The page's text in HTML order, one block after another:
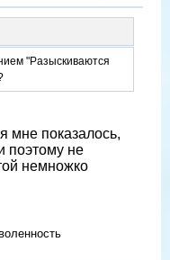
"Разыскиваются
мне показалось,
поэтому не
немножко